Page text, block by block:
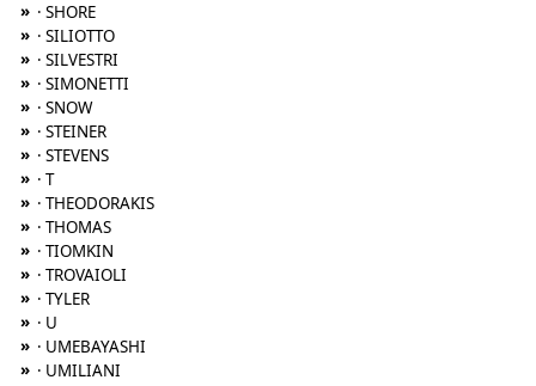
» · SHORE
» · SILIOTTO
» · SILVESTRI
» · SIMONETTI
» · SNOW
» · STEINER
» · STEVENS
» · T
» · THEODORAKIS
» · THOMAS
» · TIOMKIN
» · TROVAIOLI
» · TYLER
» · U
» · UMEBAYASHI
» · UMILIANI